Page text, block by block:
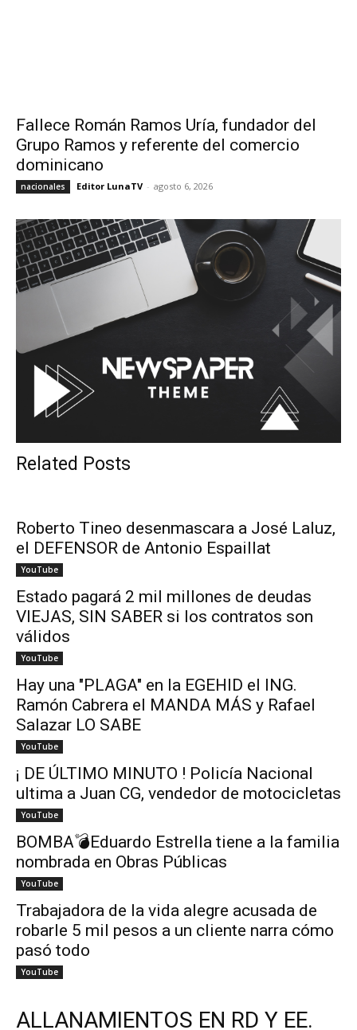
Fallece Román Ramos Uría, fundador del
Grupo Ramos y referente del comercio
dominicano
nacionales Editor LunaTV - agosto 6, 2026
Related Posts
Roberto Tineo desenmascara a José Laluz,
el DEFENSOR de Antonio Espaillat
YouTube
Estado pagará 2 mil millones de deudas
VIEJAS, SIN SABER si los contratos son
válidos
YouTube
Hay una "PLAGA" en la EGEHID el ING.
Ramón Cabrera el MANDA MÁS y Rafael
Salazar LO SABE
YouTube
¡ DE ÚLTIMO MINUTO ! Policía Nacional
ultima a Juan CG, vendedor de motocicletas
YouTube
BOMBA💣Eduardo Estrella tiene a la familia
nombrada en Obras Públicas
YouTube
Trabajadora de la vida alegre acusada de
robarle 5 mil pesos a un cliente narra cómo
pasó todo
YouTube
ALLANAMIENTOS EN RD Y EE.